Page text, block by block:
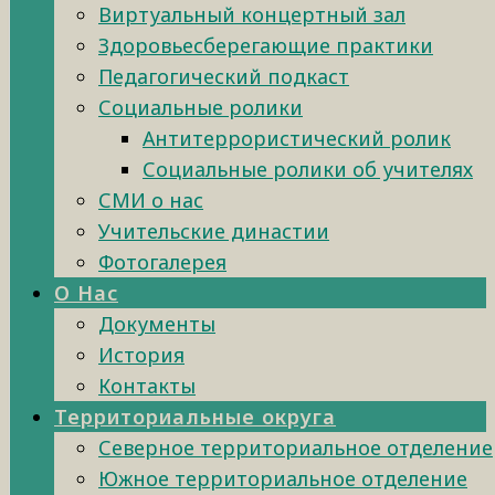
Виртуальный концертный зал
Здоровьесберегающие практики
Педагогический подкаст
Социальные ролики
Антитеррористический ролик
Социальные ролики об учителях
СМИ о нас
Учительские династии
Фотогалерея
О Нас
Документы
История
Контакты
Территориальные округа
Северное территориальное отделение
Южное территориальное отделение